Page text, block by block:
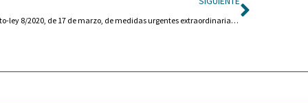
Real Decreto-ley 8/2020, de 17 de marzo, de medidas urgentes extraordinarias para hacer frente al impacto económico y social del COVID-19